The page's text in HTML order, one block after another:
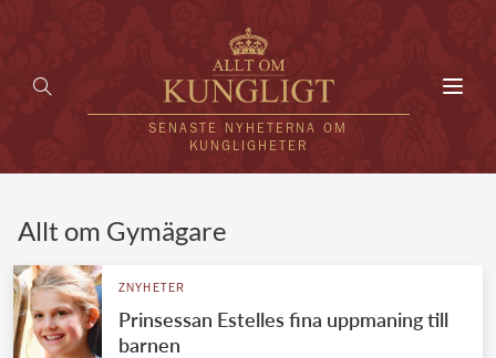
SENASTE NYHETERNA OM
KUNGLIGHETER
UTLÄNDSKT
Allt om Gymägare
ZNYHETER
Prinsessan Estelles fina uppmaning till
barnen